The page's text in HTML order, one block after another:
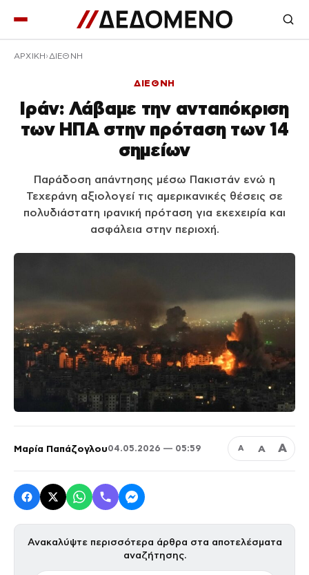
ΑΡΧΙΚΉ ΔΙΕΘΝΗ
ΔΙΕΘΝΗ
Ιράν: Λάβαμε την ανταπόκριση
των ΗΠΑ στην πρόταση των 14
σημείων
Παράδοση απάντησης μέσω Πακιστάν ενώ η
Τεχεράνη αξιολογεί τις αμερικανικές θέσεις σε
πολυδιάστατη ιρανική πρόταση για εκεχειρία και
ασφάλεια στην περιοχή.
Μαρία Παπάζογλου04.05.2026 — 05:59 Α Α Α
Ανακαλύψτε περισσότερα άρθρα στα αποτελέσματα
αναζήτησης.